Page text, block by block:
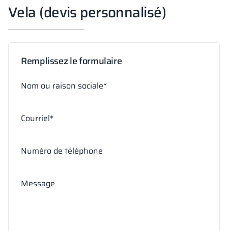
Vela (devis personnalisé)
Remplissez le formulaire
Nom ou raison sociale*
Courriel*
Numéro de téléphone
Message